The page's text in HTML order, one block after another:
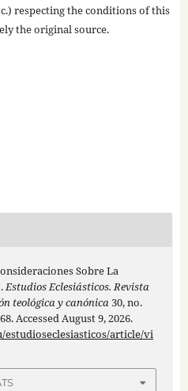
respecting the conditions of this
the original source.
Sobre La
Estudios Eclesiásticos. Revista
teológica y canónica30, no.
Accessed August 9, 2026.
article/vi